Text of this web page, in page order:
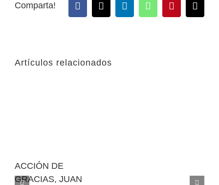
Comparta! FacebookTwitterLinkedInWhatsAppPinterest
Artículos relacionados
ACCIÓN DE
GRACIAS, JUAN